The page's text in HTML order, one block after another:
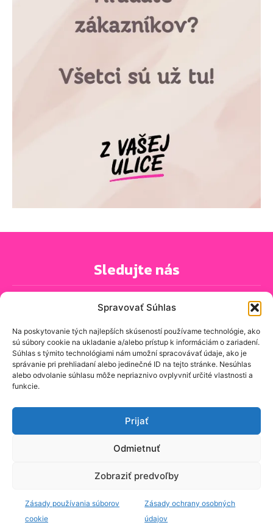
Spravovať Súhlas
Na poskytovanie tých najlepších skúseností používame technológie, ako
sú súbory cookie na ukladanie a/alebo prístup k informáciám o zariadení.
Súhlas s týmito technológiami nám umožní spracovávať údaje, ako je
správanie pri prehliadaní alebo jedinečné ID na tejto stránke. Nesúhlas
alebo odvolanie súhlasu môže nepriaznivo ovplyvniť určité vlastnosti a
funkcie.
Prijať
Odmietnuť
Zobraziť predvoľby
Zásady používania súborov
cookie
Zásady ochrany osobných
údajov
Sledujte nás
PRIHLÁSIŤ SA K ODBERU NOVINIEK
Kontakt
Zásady ochrany osobných údajov
Zásady používania cookie (EÚ)
© znasejulice.sk - Prinášame správy, ktoré sa vás týkajú, z
domovov, ulíc a komunít, v ktorých naozaj žijeme.Tvorba web
stránky.